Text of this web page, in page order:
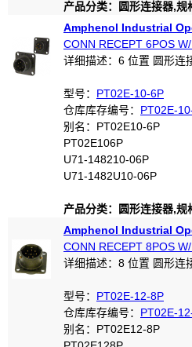
产品分类：圆形连接器,规
Amphenol Industrial
CONN RECEPT 6POS
详细描述：6 位置 圆形连
型号： PT02E-10-6P
仓库库存编号： PT02E-
别名：PT02E10-6P
PT02E106P
U71-148210-06P
U71-1482U10-06P
产品分类：圆形连接器,规
Amphenol Industrial
CONN RECEPT 8POS
详细描述：8 位置 圆形连
型号： PT02E-12-8P
仓库库存编号： PT02E-
别名：PT02E12-8P